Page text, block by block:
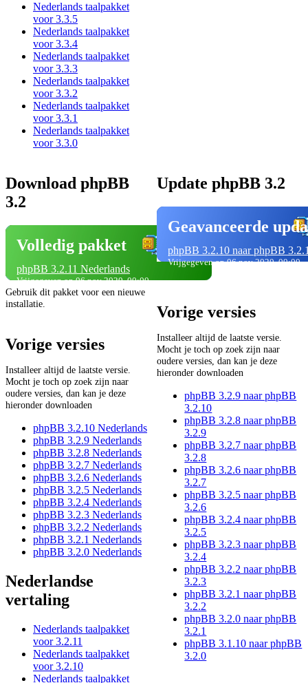
Nederlands taalpakket
voor 3.3.5
Nederlands taalpakket
voor 3.3.4
Nederlands taalpakket
voor 3.3.3
Nederlands taalpakket
voor 3.3.2
Nederlands taalpakket
voor 3.3.1
Nederlands taalpakket
voor 3.3.0
Download phpBB
3.2
Volledig pakket
phpBB 3.2.11 Nederlands
Vrijgegeven op 06 nov 2020, 00:00
Gebruik dit pakket voor een nieuwe
installatie.
Vorige versies
Installeer altijd de laatste versie.
Mocht je toch op zoek zijn naar
oudere versies, dan kan je deze
hieronder downloaden
phpBB 3.2.10 Nederlands
phpBB 3.2.9 Nederlands
phpBB 3.2.8 Nederlands
phpBB 3.2.7 Nederlands
phpBB 3.2.6 Nederlands
phpBB 3.2.5 Nederlands
phpBB 3.2.4 Nederlands
phpBB 3.2.3 Nederlands
phpBB 3.2.2 Nederlands
phpBB 3.2.1 Nederlands
phpBB 3.2.0 Nederlands
Nederlandse
vertaling
Nederlands taalpakket
voor 3.2.11
Nederlands taalpakket
voor 3.2.10
Nederlands taalpakket
Update phpBB 3.2
Geavanceerde
phpBB 3.2.10 naar phpBB
Vrijgegeven op 06 nov 2020, 00:00
Vorige versies
Installeer altijd de laatste versie.
Mocht je toch op zoek zijn naar
oudere versies, dan kan je deze
hieronder downloaden
phpBB 3.2.9 naar phpBB
3.2.10
phpBB 3.2.8 naar phpBB
3.2.9
phpBB 3.2.7 naar phpBB
3.2.8
phpBB 3.2.6 naar phpBB
3.2.7
phpBB 3.2.5 naar phpBB
3.2.6
phpBB 3.2.4 naar phpBB
3.2.5
phpBB 3.2.3 naar phpBB
3.2.4
phpBB 3.2.2 naar phpBB
3.2.3
phpBB 3.2.1 naar phpBB
3.2.2
phpBB 3.2.0 naar phpBB
3.2.1
phpBB 3.1.10 naar phpBB
3.2.0